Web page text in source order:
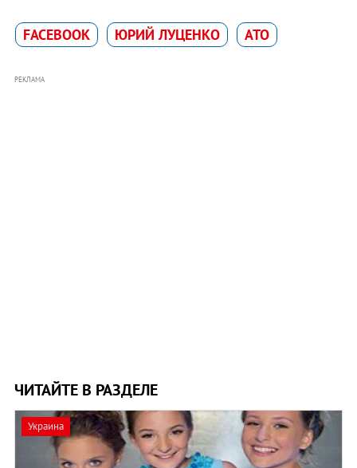
FACEBOOK ЮРИЙ ЛУЦЕНКО АТО
РЕКЛАМА
ЧИТАЙТЕ В РАЗДЕЛЕ
Украина